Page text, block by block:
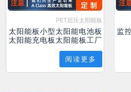
PET层压太阳能板
太阳能板小型太阳能电池板
太阳能充电板太阳能板工厂
阅读更多
监